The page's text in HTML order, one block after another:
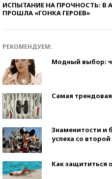
ИСПЫТАНИЕ НА ПРОЧНОСТЬ: В
ПРОШЛА «ГОНКА ГЕРОЕВ»
РЕКОМЕНДУЕМ:
Модный выбор:
Самая трендовая
Знаменитости и
успеха со
Как защититься